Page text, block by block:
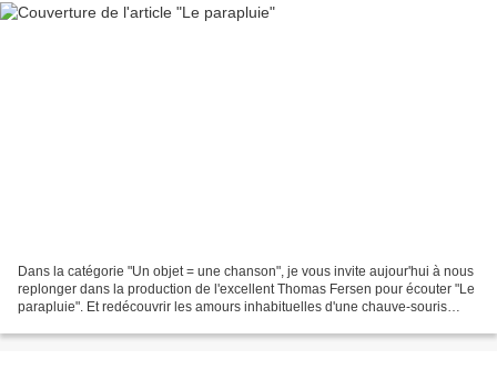
Dans la catégorie "Un objet = une chanson", je vous invite aujour'hui à nous
replonger dans la production de l'excellent Thomas Fersen pour écouter "Le
parapluie". Et redécouvrir les amours inhabituelles d'une chauve-souris